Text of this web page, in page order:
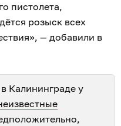
пистолета,
розыск всех
— добавили в
Калининграде у